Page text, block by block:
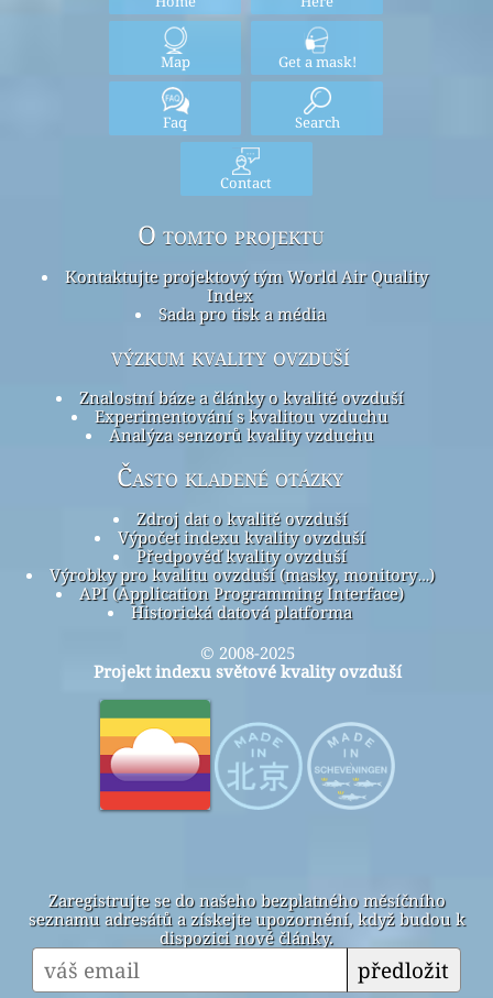
Map Get a mask!
Faq Search
Contact
O tomto projektu
Kontaktujte projektový tým World Air Quality
Index
Sada pro tisk a média
výzkum kvality ovzduší
Znalostní báze a články o kvalitě ovzduší
Experimentování s kvalitou vzduchu
Analýza senzorů kvality vzduchu
Často kladené otázky
Zdroj dat o kvalitě ovzduší
Výpočet indexu kvality ovzduší
Předpověď kvality ovzduší
Výrobky pro kvalitu ovzduší (masky, monitory…)
API (Application Programming Interface)
Historická datová platforma
© 2008-2025
Projekt indexu světové kvality ovzduší
Zaregistrujte se do našeho bezplatného měsíčního
seznamu adresátů a získejte upozornění, když budou k
dispozici nové články.
předložit